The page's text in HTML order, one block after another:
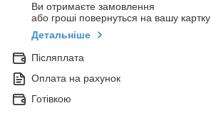
Ви отримаєте замовлення
або гроші повернуться на вашу картку
Детальніше
Післяплата
Оплата на рахунок
Готівкою